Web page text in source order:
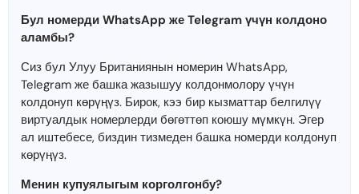
Бул номерди WhatsApp же Telegram үчүн колдоно
аламбы?
Сиз бул Улуу Британиянын номерин WhatsApp,
Telegram же башка жазышуу колдонмолору үчүн
колдонуп көрүңүз. Бирок, кээ бир кызматтар белгилүү
виртуалдык номерлерди бөгөттөп коюшу мүмкүн. Эгер
ал иштебесе, биздин тизмеден башка номерди колдонуп
көрүңүз.
Менин купуялыгым корголгонбу?